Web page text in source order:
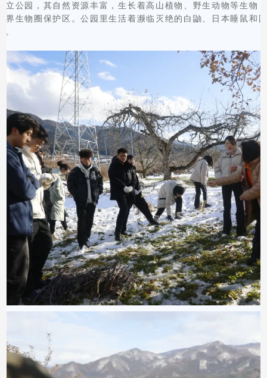
立公园，其自然资源丰富，生长着高山植物、野生动物等生物
界生物圈保护区。公园里生活着濒临灭绝的白鼬、日本睡鼠和
。